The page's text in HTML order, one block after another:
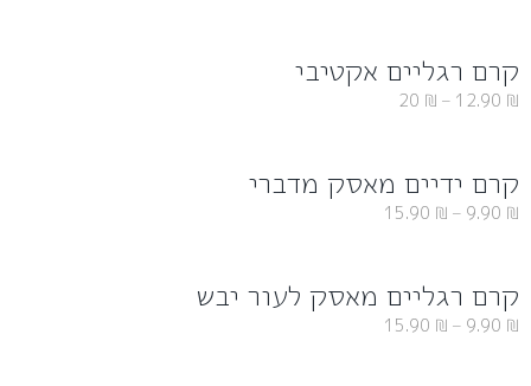
קרם רגליים אקטיבי
12.90 ₪
–
20 ₪
קרם ידיים מאסק מדברי
9.90 ₪
–
15.90 ₪
קרם רגליים מאסק לעור יבש
9.90 ₪
–
15.90 ₪